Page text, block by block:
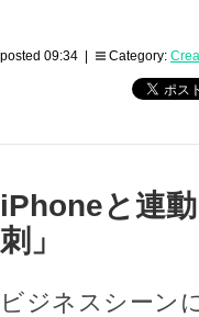
posted 09:34 | Category:
iPhoneと連
刺」
ビジネスシーン